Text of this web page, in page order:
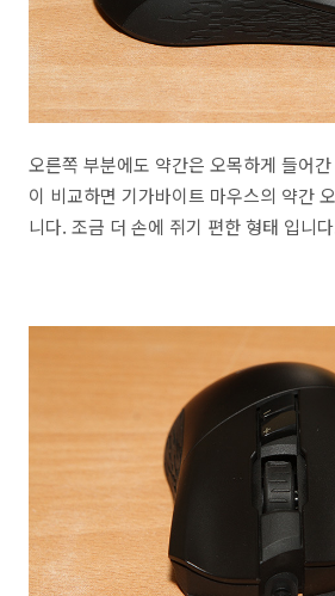
오른쪽 부분에도 약간은 오목하게 들어
이 비교하면 기가바이트 마우스의 약간
니다. 조금 더 손에 쥐기 편한 형태 입니